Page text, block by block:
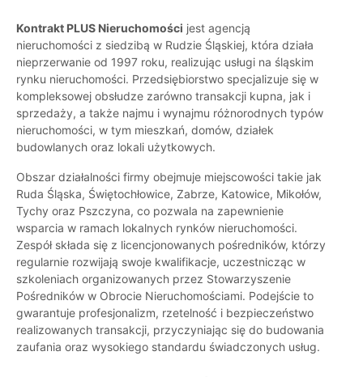
Kontrakt PLUS Nieruchomości jest agencją
nieruchomości z siedzibą w Rudzie Śląskiej, która działa
nieprzerwanie od 1997 roku, realizując usługi na śląskim
rynku nieruchomości. Przedsiębiorstwo specjalizuje się w
kompleksowej obsłudze zarówno transakcji kupna, jak i
sprzedaży, a także najmu i wynajmu różnorodnych typów
nieruchomości, w tym mieszkań, domów, działek
budowlanych oraz lokali użytkowych.
Obszar działalności firmy obejmuje miejscowości takie jak
Ruda Śląska, Świętochłowice, Zabrze, Katowice, Mikołów,
Tychy oraz Pszczyna, co pozwala na zapewnienie
wsparcia w ramach lokalnych rynków nieruchomości.
Zespół składa się z licencjonowanych pośredników, którzy
regularnie rozwijają swoje kwalifikacje, uczestnicząc w
szkoleniach organizowanych przez Stowarzyszenie
Pośredników w Obrocie Nieruchomościami. Podejście to
gwarantuje profesjonalizm, rzetelność i bezpieczeństwo
realizowanych transakcji, przyczyniając się do budowania
zaufania oraz wysokiego standardu świadczonych usług.